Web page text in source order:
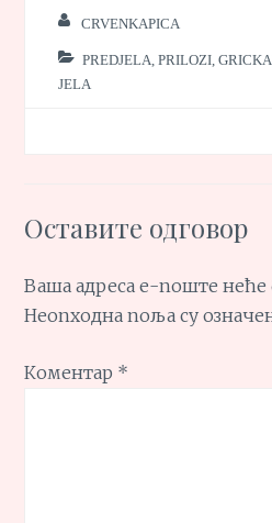
CRVENKAPICA
PREDJELA, PRILOZI,
JELA
Оставите одговор
Ваша адреса е-поште неће
Неопходна поља су
Коментар *